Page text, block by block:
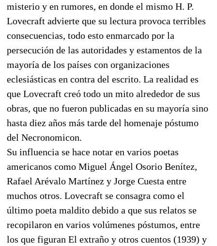
misterio y en rumores, en donde el mismo H. P.
Lovecraft advierte que su lectura provoca terribles
consecuencias, todo esto enmarcado por la
persecución de las autoridades y estamentos de la
mayoría de los países con organizaciones
eclesiásticas en contra del escrito. La realidad es
que Lovecraft creó todo un mito alrededor de sus
obras, que no fueron publicadas en su mayoría sino
hasta diez años más tarde del homenaje póstumo
del Necronomicon.
Su influencia se hace notar en varios poetas
americanos como Miguel Ángel Osorio Benítez,
Rafael Arévalo Martínez y Jorge Cuesta entre
muchos otros. Lovecraft se consagra como el
último poeta maldito debido a que sus relatos se
recopilaron en varios volúmenes póstumos, entre
los que figuran El extraño y otros cuentos (1939) y